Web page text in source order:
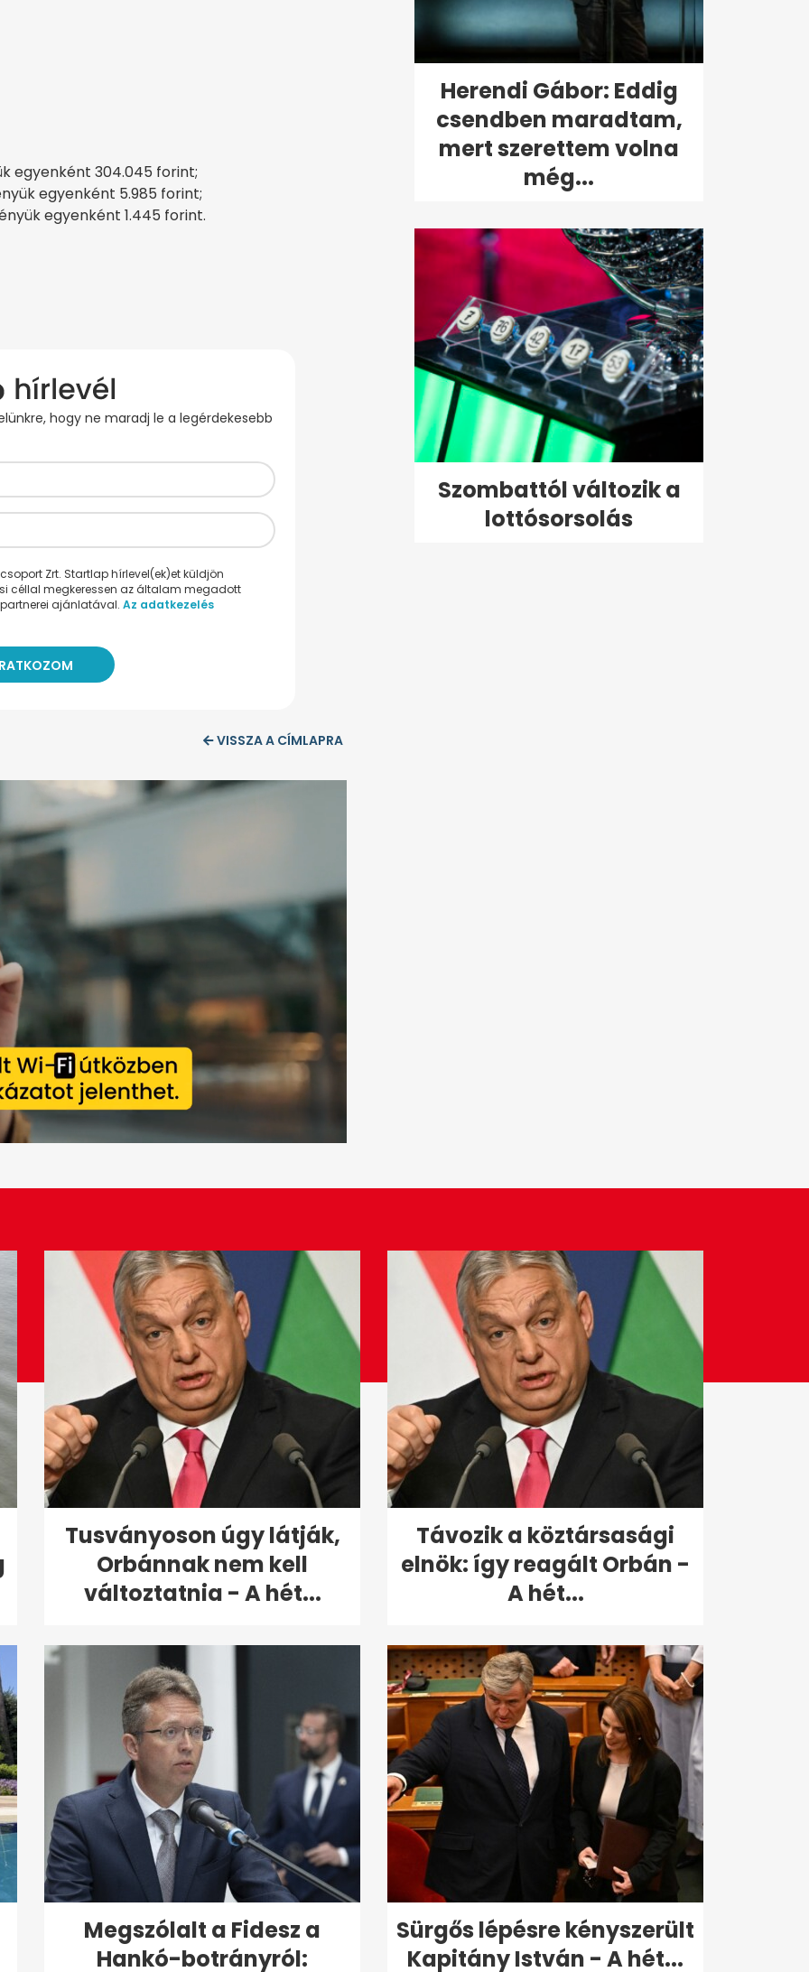
egyenként 304.045 forint;
egyenként 5.985 forint;
egyenként 1.445 forint.
hogy ne maradj le a legérdekesebb
Zrt. Startlap hírlevel(ek)et küldjön
céllal megkeressen az általam megadott
ajánlatával. Az adatkezelés
VISSZA A CÍMLAPRA
Herendi Gábor: Eddig
csendben maradtam,
mert szerettem volna
még...
Szombattól változik a
lottósorsolás
Tusványoson úgy látják,
Orbánnak nem kell
változtatnia - A hét...
Távozik a köztársasági
elnök: így reagált Orbán -
A hét...
Megszólalt a Fidesz a
Hankó-botrányról:
Sürgős lépésre kényszerült
Kapitány István - A hét...